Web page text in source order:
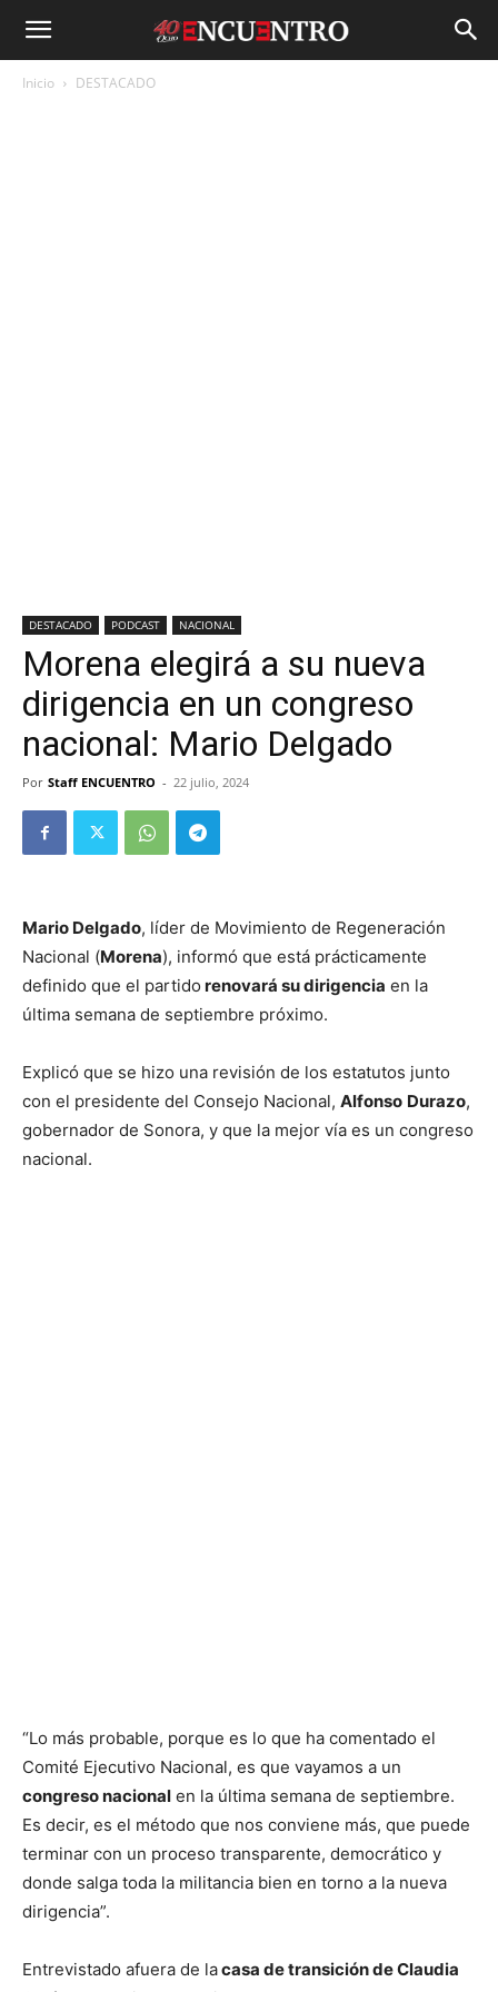
Inicio DESTACADO
DESTACADO PODCAST NACIONAL
Morena elegirá a su nueva
dirigencia en un congreso
nacional: Mario Delgado
Por Staff ENCUENTRO - 22 julio, 2024
Mario Delgado, líder de Movimiento de Regeneración
Nacional (Morena), informó que está prácticamente
definido que el partido renovará su dirigencia en la
última semana de septiembre próximo.
Explicó que se hizo una revisión de los estatutos junto
con el presidente del Consejo Nacional, Alfonso Durazo,
gobernador de Sonora, y que la mejor vía es un congreso
nacional.
“Lo más probable, porque es lo que ha comentado el
Comité Ejecutivo Nacional, es que vayamos a un
congreso nacional en la última semana de septiembre.
Es decir, es el método que nos conviene más, que puede
terminar con un proceso transparente, democrático y
donde salga toda la militancia bien en torno a la nueva
dirigencia”.
Entrevistado afuera de lacasa de transición de Claudia